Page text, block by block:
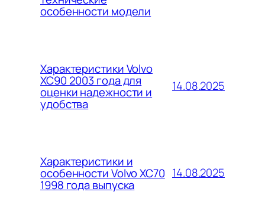
особенности модели
Характеристики Volvo
XC90 2003 года для
оценки надежности и
удобства
14.08.2025
Характеристики и
особенности Volvo XC70
1998 года выпуска
14.08.2025